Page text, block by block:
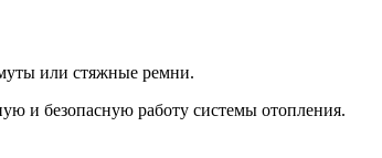
или стяжные ремни.
и безопасную работу системы отопления.